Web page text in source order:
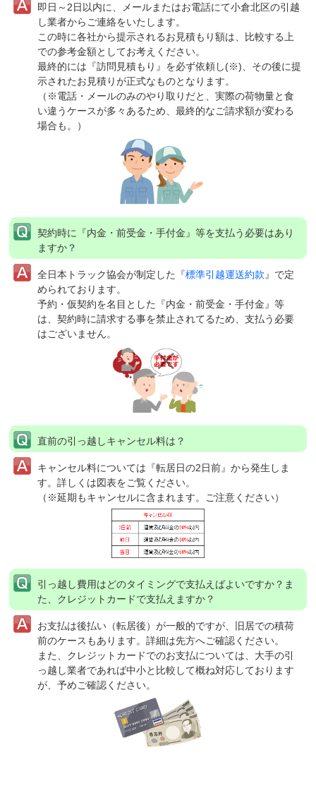
即日～2日以内に、メールまたはお電話にて小倉北区の引越
し業者からご連絡をいたします。
この時に各社から提示されるお見積もり額は、比較する上
での参考金額としてお考えください。
最終的には『訪問見積もり』を必ず依頼し(※)、その後に提
示されたお見積りが正式なものとなります。
（※電話・メールのみのやり取りだと、実際の荷物量と食
い違うケースが多々あるため、最終的なご請求額が変わる
場合も。）
契約時に『内金・前受金・手付金』等を支払う必要はあり
ますか？
全日本トラック協会が制定した『標準引越運送約款 』で定
められております。
予約・仮契約を名目とした『内金・前受金・手付金』等
は、契約時に請求する事を禁止されてるため、支払う必要
はございません。
直前の引っ越しキャンセル料は？
キャンセル料については『転居日の2日前』から発生しま
す。詳しくは図表をご覧ください。
（※延期もキャンセルに含まれます。ご注意ください）
引っ越し費用はどのタイミングで支払えばよいですか？ま
た、クレジットカードで支払えますか？
お支払は後払い（転居後）が一般的ですが、旧居での積荷
前のケースもあります。詳細は先方へご確認ください。
また、クレジットカードでのお支払については、大手の引
っ越し業者であれば中小と比較して概ね対応しております
が、予めご確認ください。